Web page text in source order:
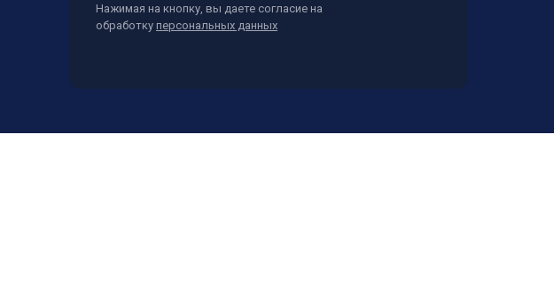
Нажимая на кнопку, вы даете согласие на
обработку персональных данных